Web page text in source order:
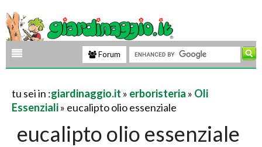
Forum
tu sei in :giardinaggio.it » erboristeria » Oli
Essenziali» eucalipto olio essenziale
eucalipto olio essenziale